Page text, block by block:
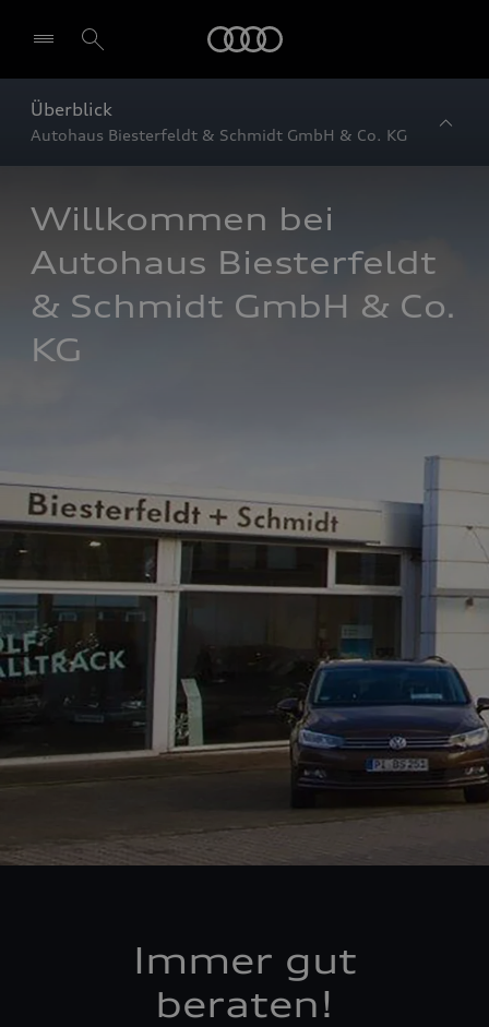
Überblick
Autohaus Biesterfeldt & Schmidt GmbH & Co. KG
Willkommen bei
Autohaus Biesterfeldt
& Schmidt GmbH & Co.
KG
Immer gut
beraten!